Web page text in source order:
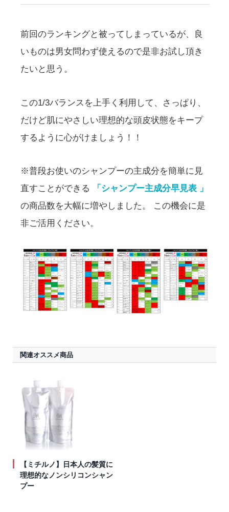
前回のランキングと被ってしまっているが、良
いものは男女問わず使えるので是非お試し頂き
たいと思う。
この1/3バランスを上手く利用して、さっぱり、
だけど肌にやさしい理想的な頭皮状態をキープ
するように心がけましょう！！
※普段お使いのシャンプーの主成分を簡単に見
直すことができる
「シャンプー主成分早見表 」
の商品数を大幅に増やしました。 この機会に是
非ご活用ください。
関連オススメ商品
【ミチルノ】日本人の髪質に
理想的なノンシリコンシャン
プー